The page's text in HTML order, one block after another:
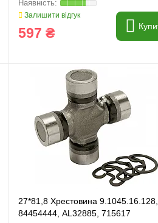
Залишити відгук
597 ₴
27*81,8 Хрестовина 9.1045.16.128,
84454444, AL32885, 715617